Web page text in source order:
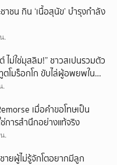
าชน กิน ‘เนื้อสุนัข’ บำรุงกำลัง
.
ไม่ใช่มุสลิม!” ชาวสเปนรวมตัว
โมร็อกโก ขับไล่ผู้อพยพใน
ระเทศ
.
เมื่อคำขอโทษเป็น
การสำนึกอย่างแท้จริง
.
ายผู้ไม่รู้จักโตอยากมีลูก